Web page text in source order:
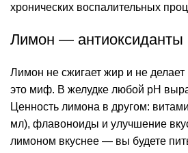
хронических воспалительных
Лимон — антиоксиданты
Лимон не сжигает жир и не
это миф. В желудке любой pH
Ценность лимона в другом:
мл), флавоноиды и улучшение
лимоном вкуснее — вы будете